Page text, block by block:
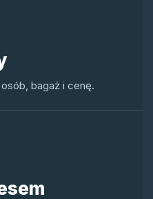
bagaż i cenę.